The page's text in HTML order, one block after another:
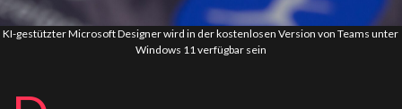
KI-gestützter Microsoft Designer wird in der kostenlosen Version von Teams unter
Windows 11 verfügbar sein